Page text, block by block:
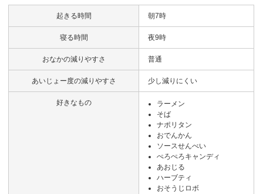
起きる時間 朝7時
寝る時間 夜9時
おなかの減りやすさ 普通
あいじょー度の減りやすさ 少し減りにくい
好きなもの
ラーメン
そば
ナポリタン
おでんかん
ソースせんべい
ぺろぺろキャンディ
あおじる
ハーブティ
おそうじロボ